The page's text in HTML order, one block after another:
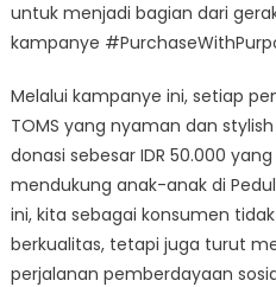
untuk menjadi bagian dari
kampanye
​Melalui kampanye ini, setiap
TOMS yang nyaman dan
donasi sebesar IDR 50.000
mendukung anak-anak di
ini, kita sebagai konsumen
berkualitas, tetapi juga turut
perjalanan pemberdayaan